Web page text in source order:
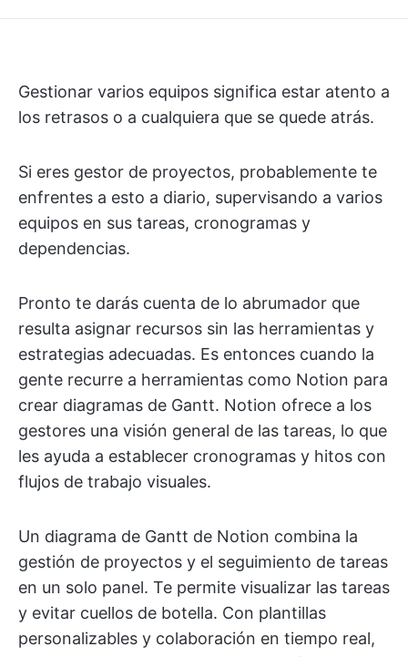
Gestionar varios equipos significa estar atento a
los retrasos o a cualquiera que se quede atrás.
Si eres gestor de proyectos, probablemente te
enfrentes a esto a diario, supervisando a varios
equipos en sus tareas, cronogramas y
dependencias.
Pronto te darás cuenta de lo abrumador que
resulta asignar recursos sin las herramientas y
estrategias adecuadas. Es entonces cuando la
gente recurre a herramientas como Notion para
crear diagramas de Gantt. Notion ofrece a los
gestores una visión general de las tareas, lo que
les ayuda a establecer cronogramas y hitos con
flujos de trabajo visuales.
Un diagrama de Gantt de Notion combina la
gestión de proyectos y el seguimiento de tareas
en un solo panel. Te permite visualizar las tareas
y evitar cuellos de botella. Con plantillas
personalizables y colaboración en tiempo real,